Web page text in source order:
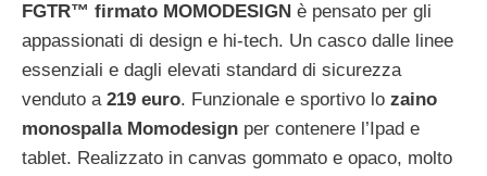
FGTR™ firmato MOMODESIGN è pensato per gli
appassionati di design e hi-tech. Un casco dalle linee
essenziali e dagli elevati standard di sicurezza
venduto a 219 euro. Funzionale e sportivo lo zaino
monospalla Momodesign per contenere l’Ipad e
tablet. Realizzato in canvas gommato e opaco, molto